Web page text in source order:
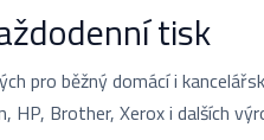
tisk
pro běžný domácí i
HP, Brother, Xerox i dalších